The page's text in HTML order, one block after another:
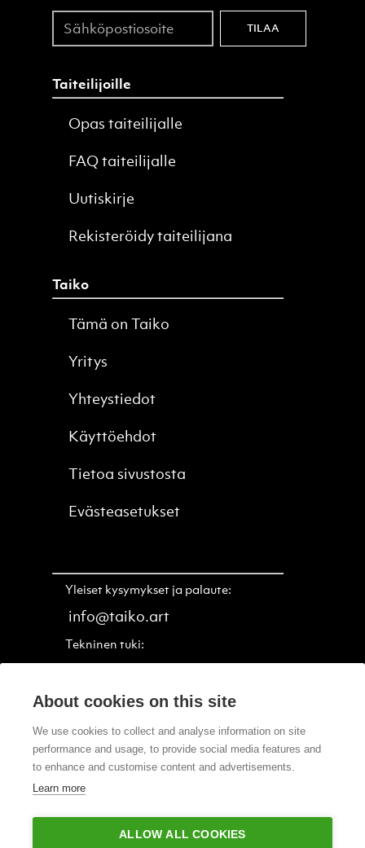
Sähköpostiosoite TILAA
Taiteilijoille
Opas taiteilijalle
FAQ taiteilijalle
Uutiskirje
Rekisteröidy taiteilijana
Taiko
Tämä on Taiko
Yritys
Yhteystiedot
Käyttöehdot
Tietoa sivustosta
Evästeasetukset
Yleiset kysymykset ja palaute:
info@taiko.art
Tekninen tuki:
+358 44 231 5269
Käytössämme olevat maksutavat
About cookies on this site
We use cookies to collect and analyse information on site
performance and usage, to provide social media features and
to enhance and customise content and advertisements.
Learn more
ALLOW ALL COOKIES